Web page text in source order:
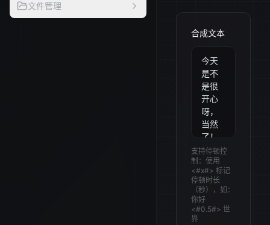
文件管理
合成文本
支持停顿控
制：使用
<#x#> 标记
停顿时长
（秒），如：
你好
<#0.5#> 世
界